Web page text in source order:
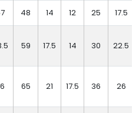
48 14 12 25 17.5
59 17.5 14 30 22.5
65 21 17.5 36 26